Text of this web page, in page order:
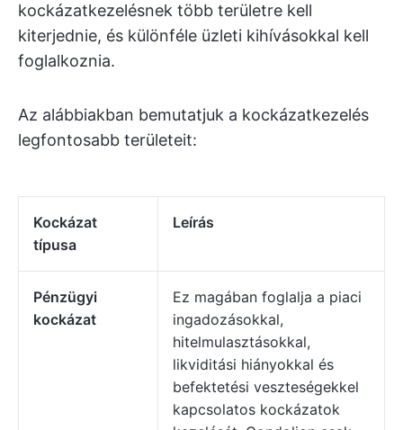
kockázatkezelésnek több területre kell
kiterjednie, és különféle üzleti kihívásokkal kell
foglalkoznia.
Az alábbiakban bemutatjuk a kockázatkezelés
legfontosabb területeit:
Kockázat
típusa
Leírás
Pénzügyi
kockázat
Ez magában foglalja a piaci
ingadozásokkal,
hitelmulasztásokkal,
likviditási hiányokkal és
befektetési veszteségekkel
kapcsolatos kockázatok